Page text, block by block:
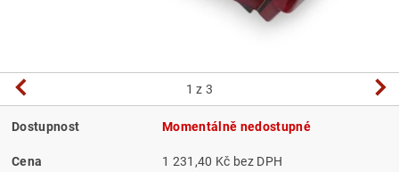
1 z 3
Dostupnost Momentálně nedostupné
Cena 1 231,40 Kč bez DPH